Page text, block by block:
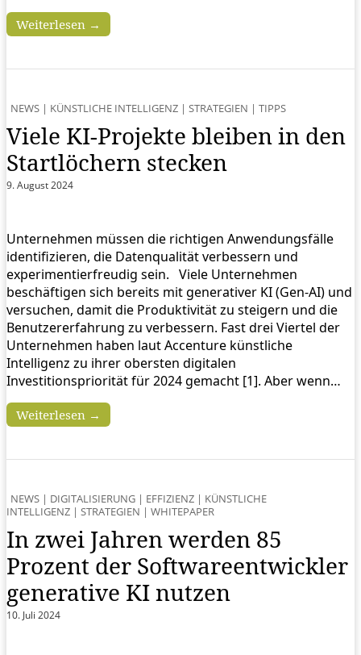
Weiterlesen →
NEWS | KÜNSTLICHE INTELLIGENZ | STRATEGIEN | TIPPS
Viele KI-Projekte bleiben in den
Startlöchern stecken
9. August 2024
Unternehmen müssen die richtigen Anwendungsfälle
identifizieren, die Datenqualität verbessern und
experimentierfreudig sein. Viele Unternehmen
beschäftigen sich bereits mit generativer KI (Gen-AI) und
versuchen, damit die Produktivität zu steigern und die
Benutzererfahrung zu verbessern. Fast drei Viertel der
Unternehmen haben laut Accenture künstliche
Intelligenz zu ihrer obersten digitalen
Investitionspriorität für 2024 gemacht [1]. Aber wenn…
Weiterlesen →
NEWS | DIGITALISIERUNG | EFFIZIENZ | KÜNSTLICHE
INTELLIGENZ | STRATEGIEN | WHITEPAPER
In zwei Jahren werden 85
Prozent der Softwareentwickler
generative KI nutzen
10. Juli 2024